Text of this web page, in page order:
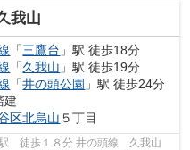
我山
「三鷹台 」駅 徒歩18分
「久我山 」駅 徒歩19分
「井の頭公園 」駅 徒歩24分
建
区北烏山 ５丁目